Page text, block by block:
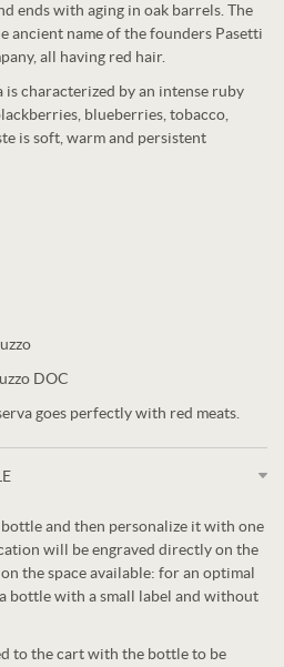
ends with aging in oak barrels. The
ancient name of the founders Pasetti
all having red hair.
is characterized by an intense ruby
blueberries, tobacco,
is soft, warm and persistent
DOC
goes perfectly with red meats.
and then personalize it with one
will be engraved directly on the
the space available: for an optimal
bottle with a small label and without
to the cart with the bottle to be